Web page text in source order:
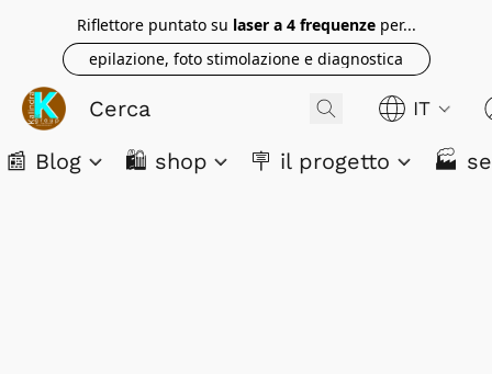
Riflettore puntato su laser a 4 frequenzeper...
epilazione, foto stimolazione e diagnostica
IT
📰 Blog 🛍️ shop 🪧 il progetto 🏭